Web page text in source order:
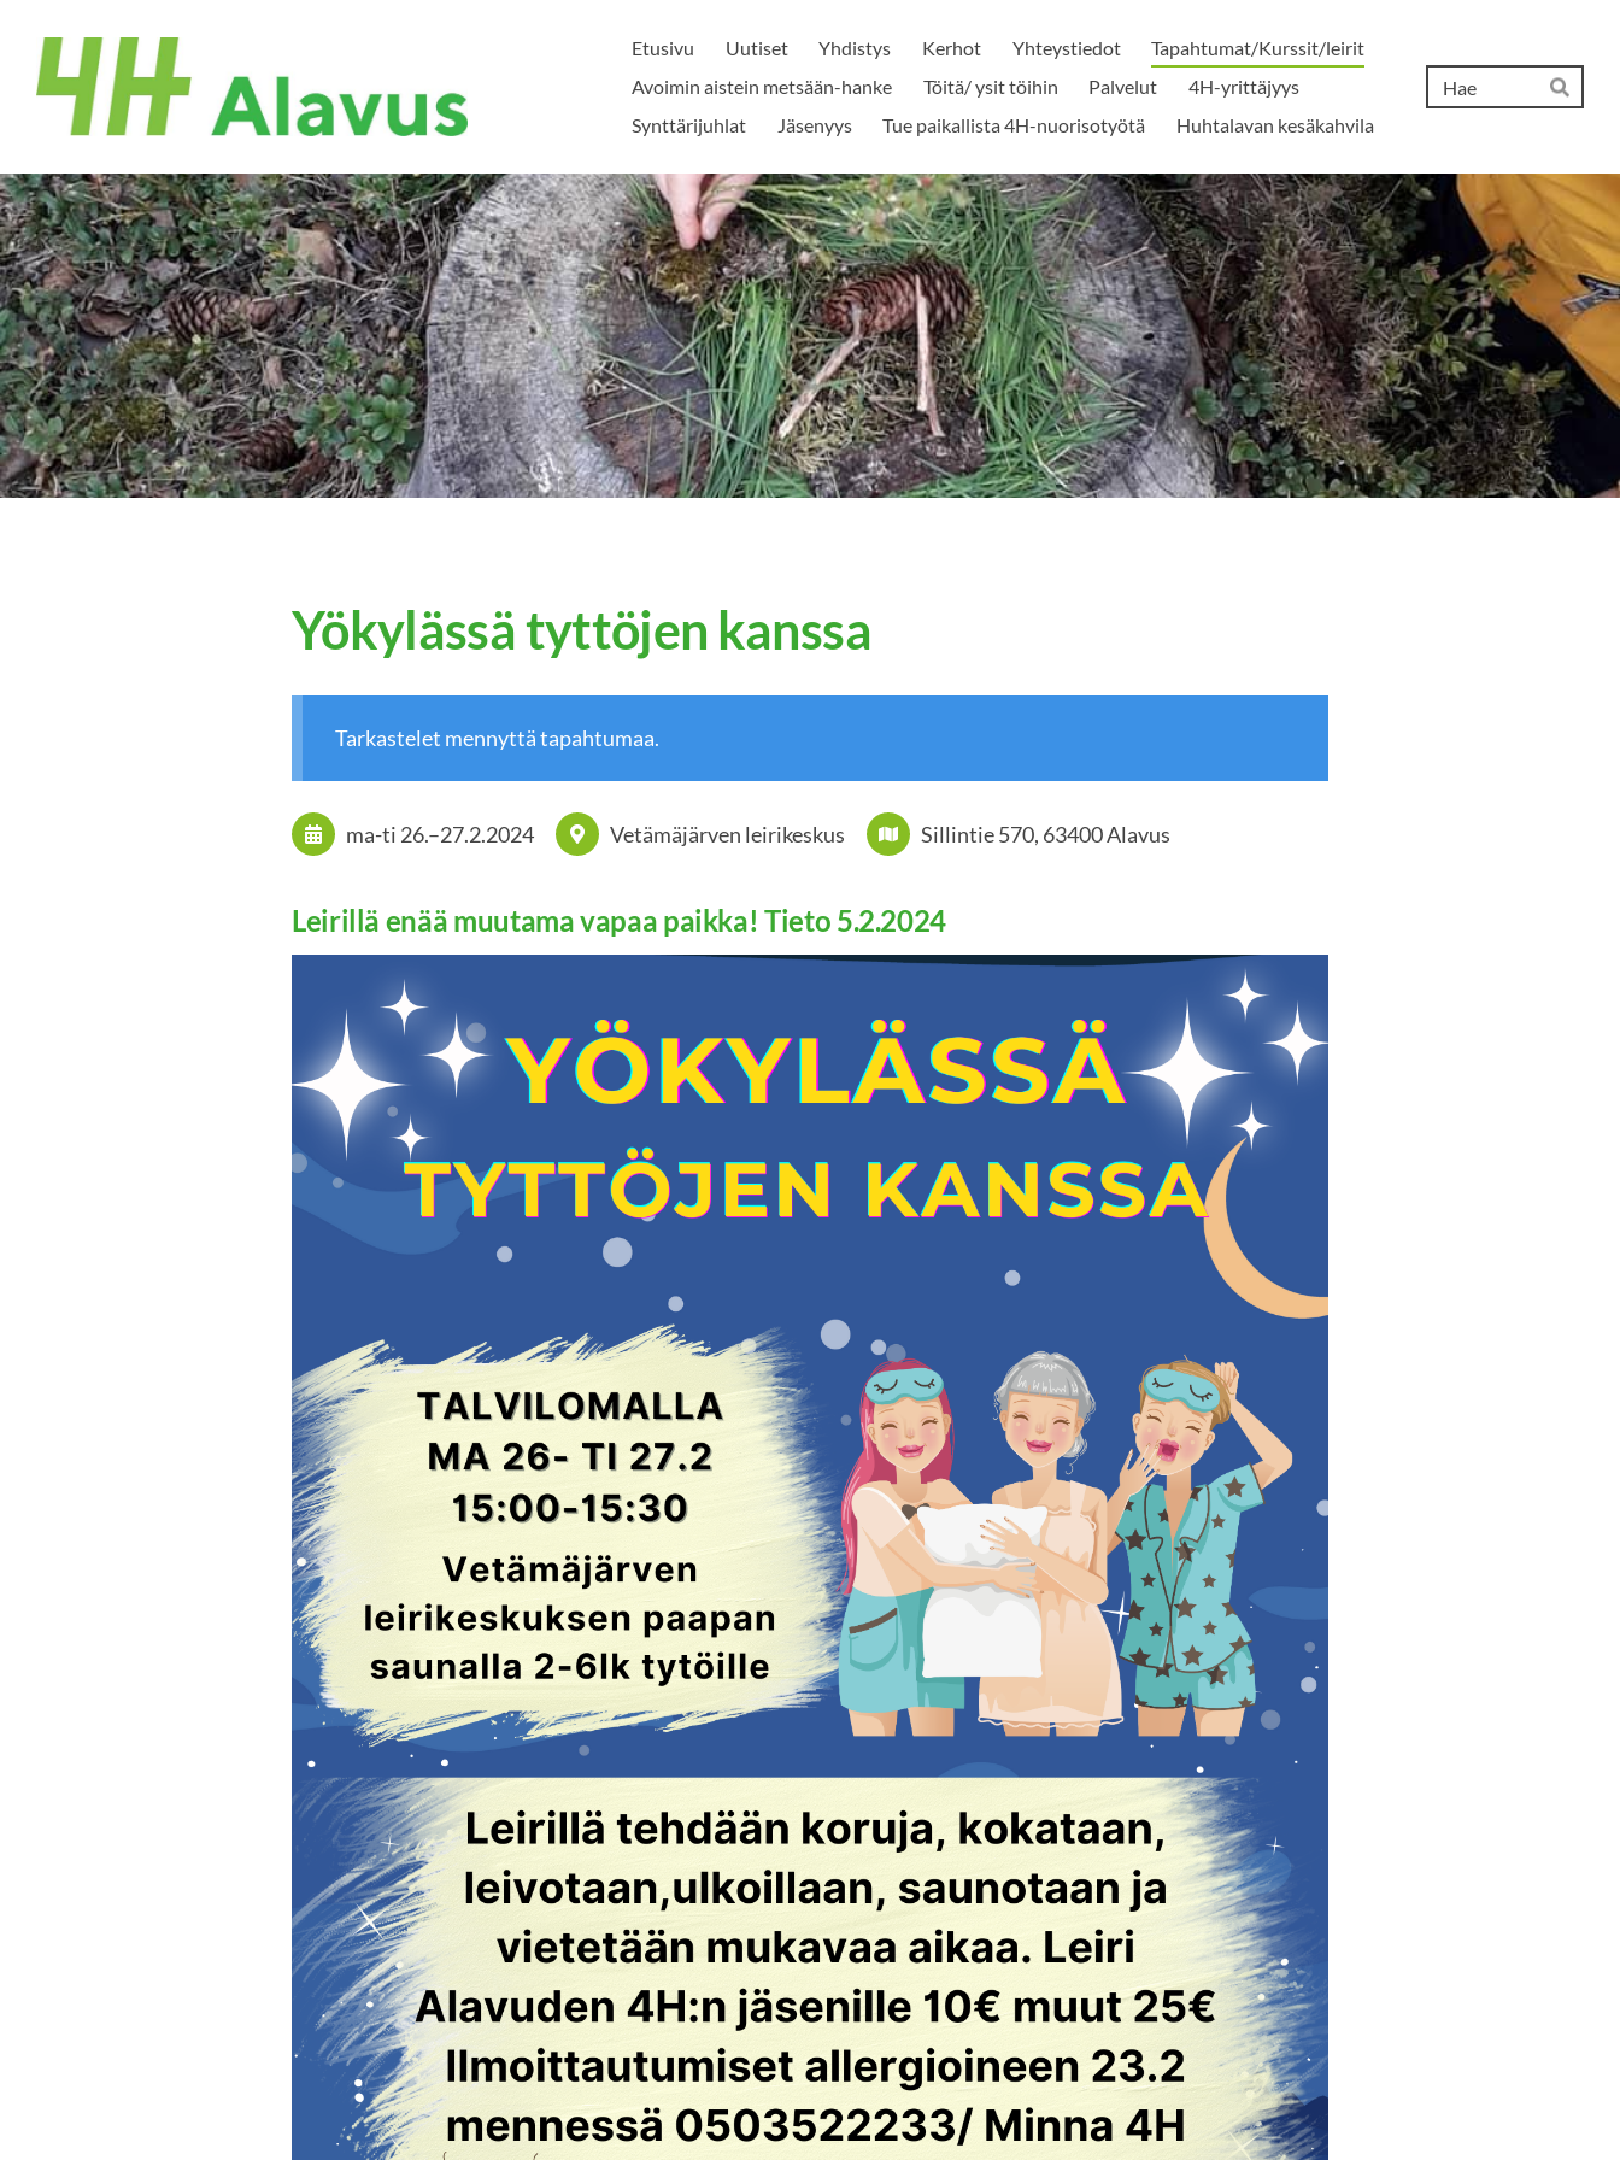
sivun
sisältöön
Alavuden 4H-Yhdistys
Etusivu Uutiset Yhdistys Kerhot Yhteystiedot
Tapahtumat/Kurssit/leirit
Avoimin aistein metsään-hanke
Töitä/ ysit töihin Palvelut
4H-yrittäjyys
Synttärijuhlat
Jäsenyys Tue paikallista 4H-nuorisotyötä Huhtalavan kesäkahvila
Hae
Yökylässä tyttöjen kanssa
Tarkastelet mennyttä tapahtumaa.
ma-ti 26.–27.2.2024 Vetämäjärven leirikeskus Sillintie 570, 63400 Alavus
Leirillä enää muutama vapaa paikka! Tieto 5.2.2024